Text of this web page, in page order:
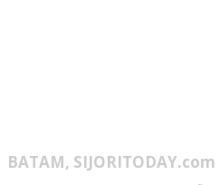
BATAM, SIJORITODAY.com